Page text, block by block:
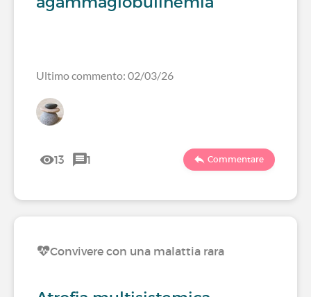
Ultimo commento: 02/03/26
13 1 Commentare
Convivere con una malattia rara